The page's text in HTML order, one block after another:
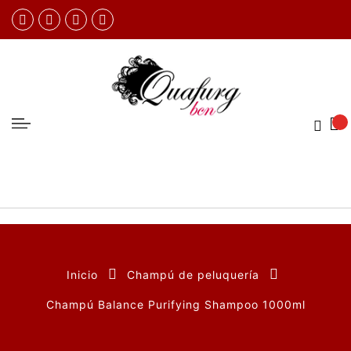
Inicio Champú de peluquería
Champú Balance Purifying Shampoo 1000ml